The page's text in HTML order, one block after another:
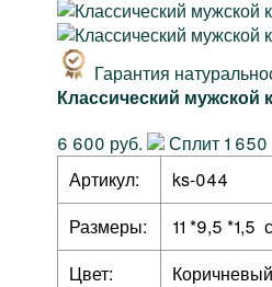
Гарантия
Классический мужской
6 600 руб.
Сплит 1 650
Артикул:
ks-044
Размеры:
11 *9,5 *1,5
Цвет:
Коричневый